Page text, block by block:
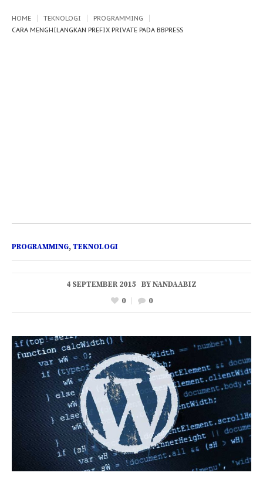
HOME TEKNOLOGI
PROGRAMMING
CARA MENGHILANGKAN PREFIX PRIVATE PADA BBPRESS
PROGRAMMING,TEKNOLOGI
4 SEPTEMBER 2015 BYNANDAABIZ
0
0